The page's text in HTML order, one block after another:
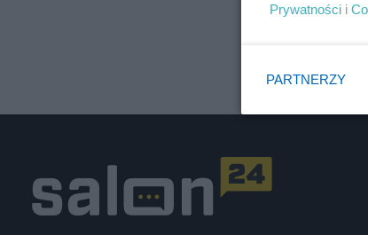
Prywatności i
PARTNERZY